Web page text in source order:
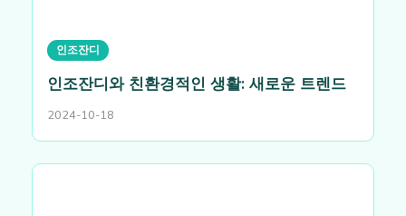
인조잔디
인조잔디와 친환경적인 생활: 새로운 트렌드
2024-10-18